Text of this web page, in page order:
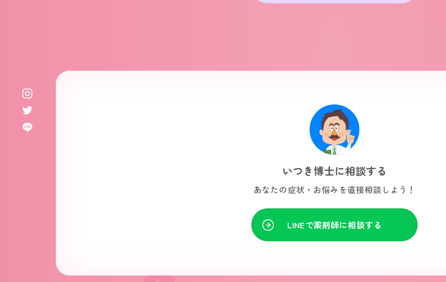
いつき博士に相談する
あなたの症状・お悩みを直接相談しよう！
LINEで薬剤師に相談する